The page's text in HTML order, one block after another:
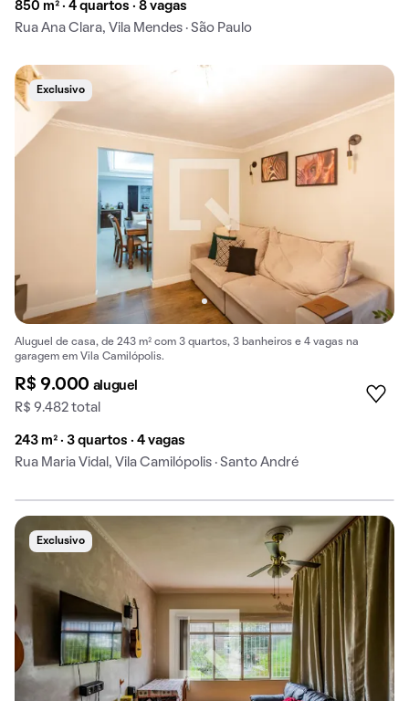
850 m² · 4 quartos · 8 vagas
Rua Ana Clara, Vila Mendes · São Paulo
Exclusivo
Aluguel de casa, de 243 m² com 3 quartos, 3 banheiros e 4 vagas na
garagem em Vila Camilópolis.
R$ 9.000 aluguel
R$ 9.482 total
243 m² · 3 quartos · 4 vagas
Rua Maria Vidal, Vila Camilópolis · Santo André
Exclusivo